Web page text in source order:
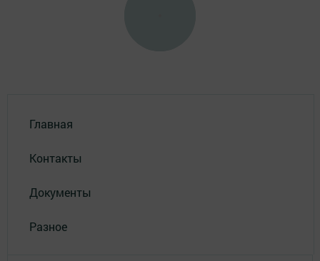
Главная
Контакты
Документы
Разное